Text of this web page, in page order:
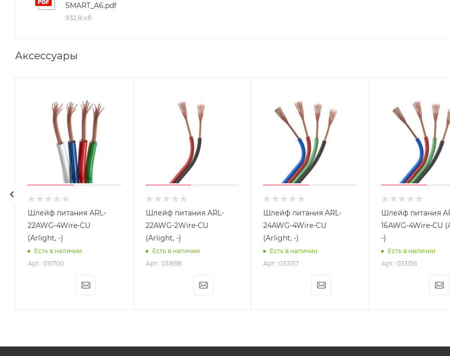
SMART_А6.pdf
932,8 кб
Аксессуары
Шлейф питания ARL-
22AWG-4Wire-CU
(Arlight, -)
Есть в наличии
Арт.: 031700
Шлейф питания ARL-
22AWG-2Wire-CU
(Arlight, -)
Есть в наличии
Арт.: 031698
Шлейф питания ARL-
24AWG-4Wire-CU
(Arlight, -)
Есть в наличии
Арт.: 033157
Шлейф питания
16AWG-4Wire-CU
-)
Есть в наличии
Арт.: 033156